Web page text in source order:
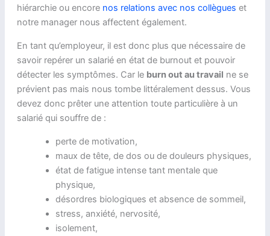
hiérarchie ou encore nos relations avec nos collègues et
notre manager nous affectent également.
En tant qu’employeur, il est donc plus que nécessaire de
savoir repérer un salarié en état de burnout et pouvoir
détecter les symptômes. Car le burn out au travail ne se
prévient pas mais nous tombe littéralement dessus. Vous
devez donc prêter une attention toute particulière à un
salarié qui souffre de :
perte de motivation,
maux de tête, de dos ou de douleurs physiques,
état de fatigue intense tant mentale que
physique,
désordres biologiques et absence de sommeil,
stress, anxiété, nervosité,
isolement,